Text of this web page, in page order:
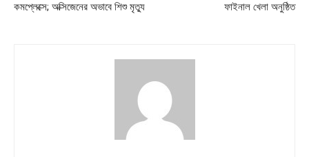
কমপ্লেক্সে; অক্সিজেনের অভাবে শিশু মৃত্যু
ফাইনাল খেলা অনুষ্ঠিত